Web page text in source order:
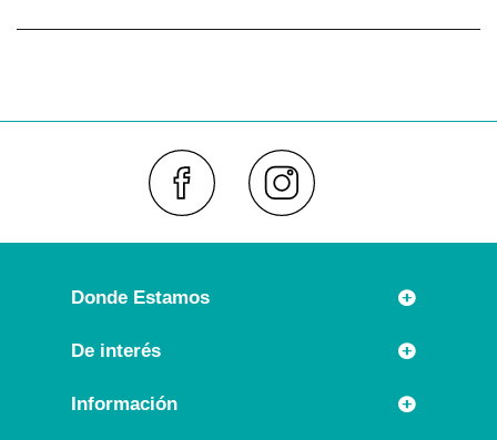
Donde Estamos
Rúa Príncipe 7
Llámanos:
De interés
Información